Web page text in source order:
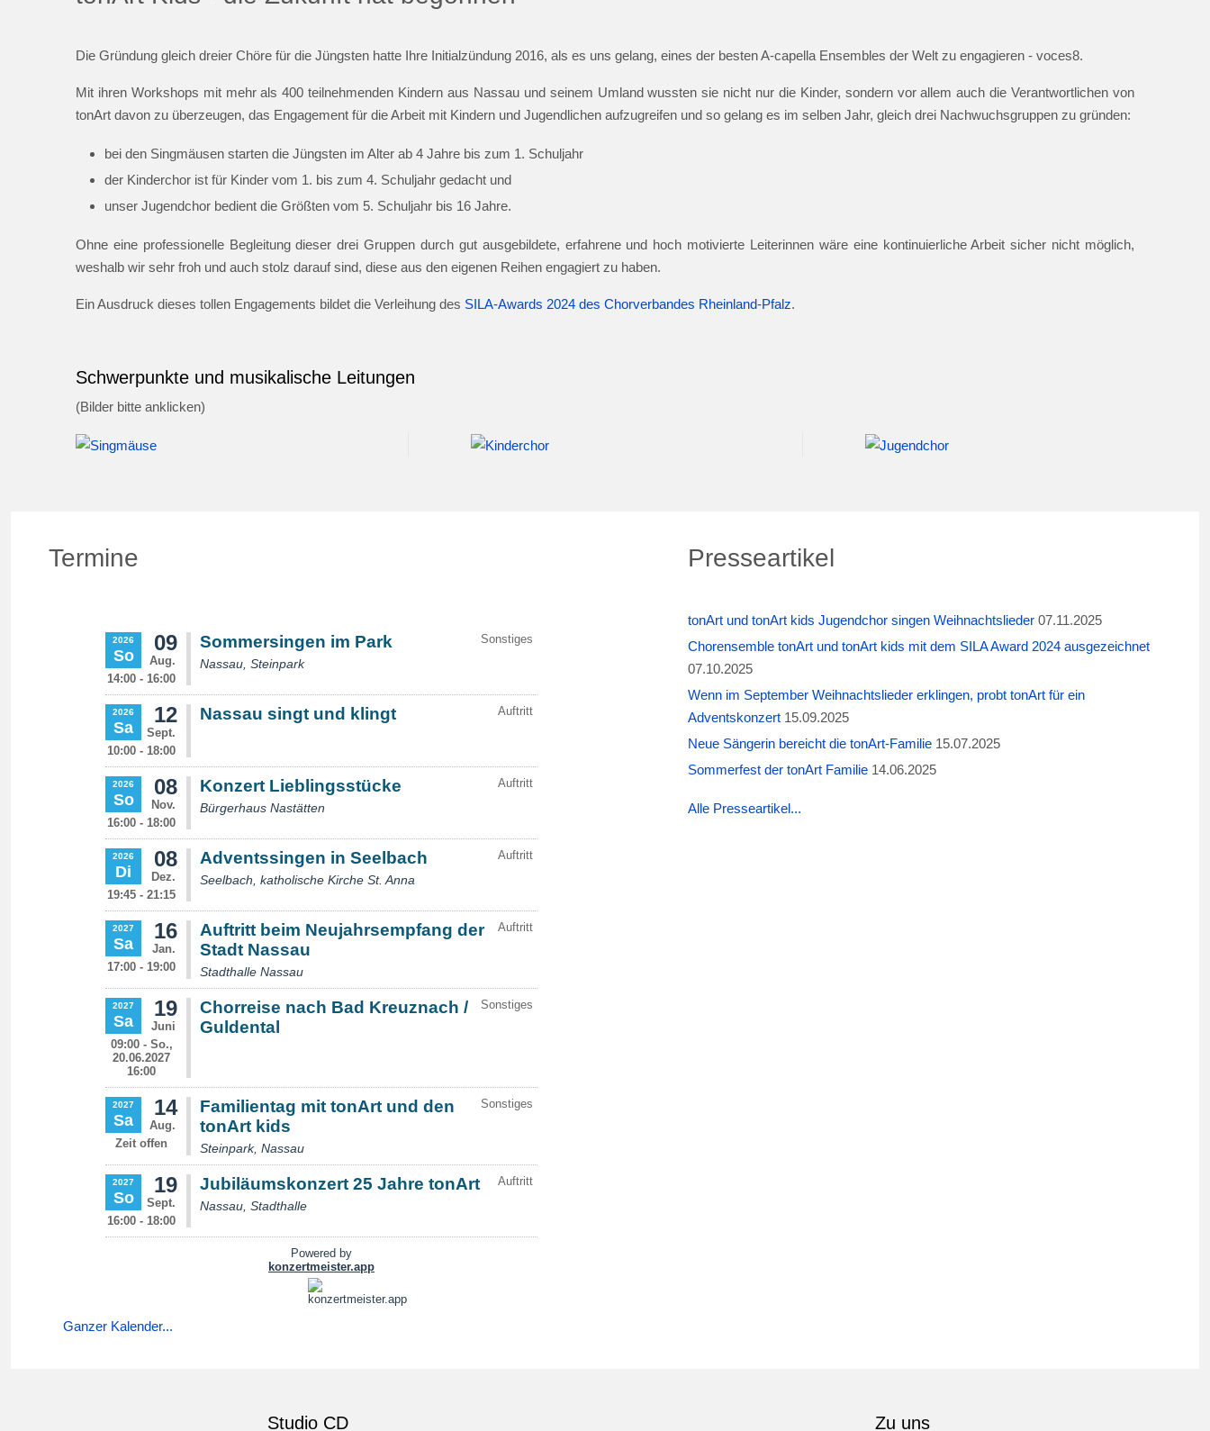
Die Gründung gleich dreier Chöre für die Jüngsten hatte Ihre Initialzündung 2016, als es uns gelang, eines der besten A-capella Ensembles der Welt zu engagieren - voces8.
Mit ihren Workshops mit mehr als 400 teilnehmenden Kindern aus Nassau und seinem Umland wussten sie nicht nur die Kinder, sondern vor allem auch die Verantwortlichen von
tonArt davon zu überzeugen, das Engagement für die Arbeit mit Kindern und Jugendlichen aufzugreifen und so gelang es im selben Jahr, gleich drei Nachwuchsgruppen zu gründen:
bei den Singmäusen starten die Jüngsten im Alter ab 4 Jahre bis zum 1. Schuljahr
der Kinderchor ist für Kinder vom 1. bis zum 4. Schuljahr gedacht und
unser Jugendchor bedient die Größten vom 5. Schuljahr bis 16 Jahre.
Ohne eine professionelle Begleitung dieser drei Gruppen durch gut ausgebildete, erfahrene und hoch motivierte Leiterinnen wäre eine kontinuierliche Arbeit sicher nicht möglich,
weshalb wir sehr froh und auch stolz darauf sind, diese aus den eigenen Reihen engagiert zu haben.
Ein Ausdruck dieses tollen Engagements bildet die Verleihung des SILA-Awards 2024 des Chorverbandes Rheinland-Pfalz.
Schwerpunkte und musikalische Leitungen
(Bilder bitte anklicken)
Termine
Ganzer Kalender...
Presseartikel
tonArt und tonArt kids Jugendchor singen Weihnachtslieder 07.11.2025
Chorensemble tonArt und tonArt kids mit dem SILA Award 2024 ausgezeichnet
07.10.2025
Wenn im September Weihnachtslieder erklingen, probt tonArt für ein
Adventskonzert 15.09.2025
Neue Sängerin bereicht die tonArt-Familie 15.07.2025
Sommerfest der tonArt Familie 14.06.2025
Alle Presseartikel...
Studio CD Zu uns